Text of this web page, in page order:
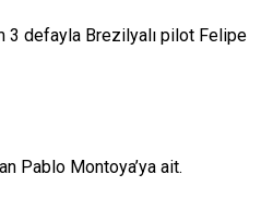
3 defayla Brezilyalı pilot Felipe
Pablo Montoya’ya ait.